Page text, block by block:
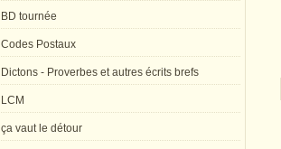
BD tournée
Codes Postaux
Dictons - Proverbes et autres écrits brefs
LCM
ça vaut le détour